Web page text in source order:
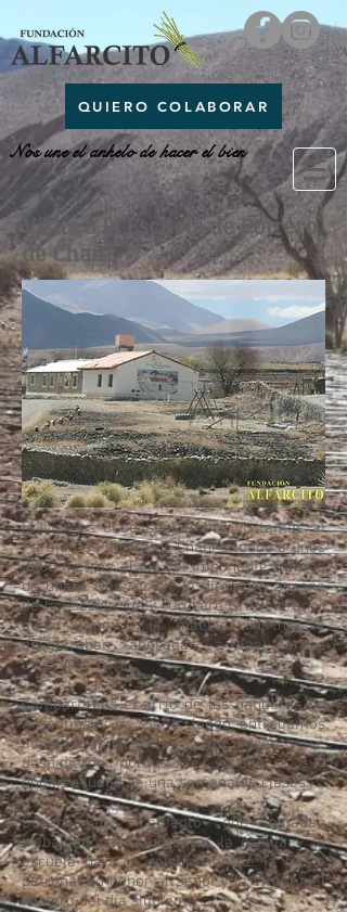
QUIERO COLABORAR
Nos une el anhelo de hacer el bien
Visita a la Escuela de Potrero
de Chañi.
El viernes 6 de septiembre visitamos al
Paraje de Potrero de Chañi situado a unos
3800 metros, al pie del imponente Nevado
de Chañi. Nos recibió la directora Susana
de la Escuela 4422 “Crucero Grl Belgrano”,
quien junto a la maestra Mirtha se
encontraban abocadas a las tareas
escolares.
Compartimos el arrío de las banderas de
Argentina y de Salta, luego entregamos
algunas donaciones a los chicos y se
despidieron porque se volvían a sus
hogares luego de una semana de clases.
Susana nos comentó que estaban
trabajando para preparar la capilla y la
escuela para la celebración de la fiesta
patronal en honor al Señor y la Virgen del
Milagro del día siguiente.